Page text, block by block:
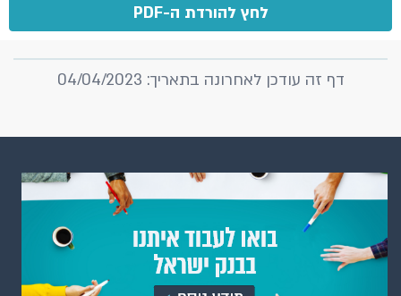
לחץ להורדת ה-PDF
דף זה עודכן לאחרונה בתאריך: 04/04/2023